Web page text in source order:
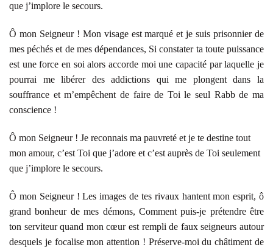
que j’implore le secours.
Ô mon Seigneur ! Mon visage est marqué et je suis prisonnier de
mes péchés et de mes dépendances, Si constater ta toute puissance
est une force en soi alors accorde moi une capacité par laquelle je
pourrai me libérer des addictions qui me plongent dans la
souffrance et m’empêchent de faire de Toi le seul Rabb de ma
conscience !
Ô mon Seigneur ! Je reconnais ma pauvreté et je te destine tout
mon amour, c’est Toi que j’adore et c’est auprès de Toi seulement
que j’implore le secours.
Ô mon Seigneur ! Les images de tes rivaux hantent mon esprit, ô
grand bonheur de mes démons, Comment puis-je prétendre être
ton serviteur quand mon cœur est rempli de faux seigneurs autour
desquels je focalise mon attention ! Préserve-moi du châtiment de